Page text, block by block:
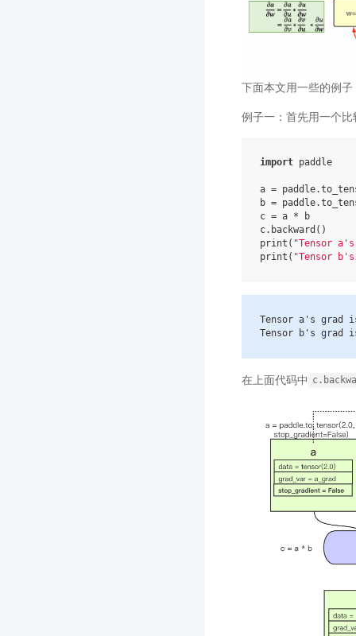
下面本文用一些的例
例子一：首先用一个
import paddle
a = paddle.
b = paddle.
c = a *
b
c. backward ()
print ( "Tensor
print ( "Tensor
Tensor a 's grad
Tensor
b 's grad
在上面代码中